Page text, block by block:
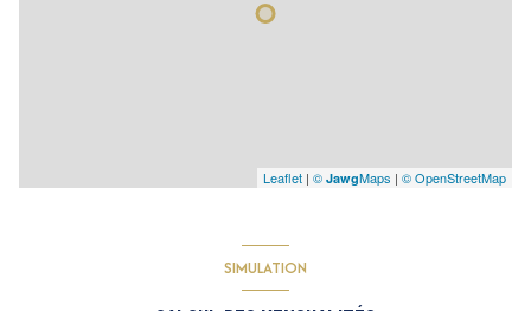
Leaflet | © JawgMaps | © OpenStreetMap
SIMULATION